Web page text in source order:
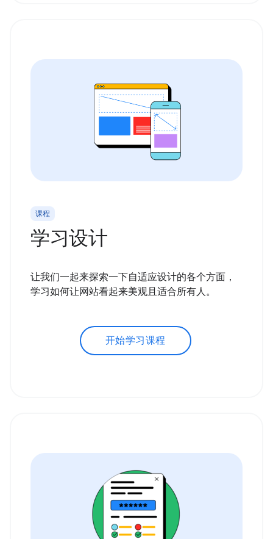
课程
学习设计
让我们一起来探索一下自适应设计的各个方面，
学习如何让网站看起来美观且适合所有人。
开始学习课程